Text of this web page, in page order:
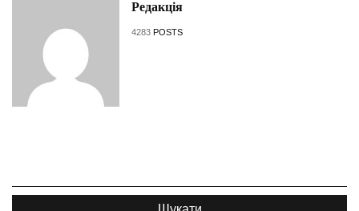
Редакція
4283 POSTS